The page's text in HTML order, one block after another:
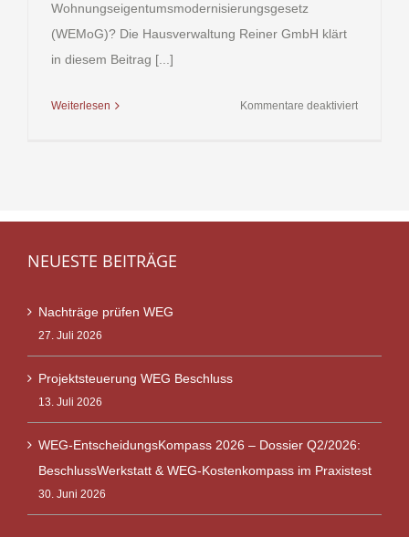
Wohnungseigentumsmodernisierungsgesetz
(WEMoG)? Die Hausverwaltung Reiner GmbH klärt
in diesem Beitrag [...]
Weiterlesen Kommentare deaktiviertfür
NEUESTE BEITRÄGE
Nachträge prüfen WEG
27. Juli 2026
Projektsteuerung WEG Beschluss
13. Juli 2026
WEG-EntscheidungsKompass 2026 – Dossier Q2/2026:
BeschlussWerkstatt & WEG-Kostenkompass im Praxistest
30. Juni 2026